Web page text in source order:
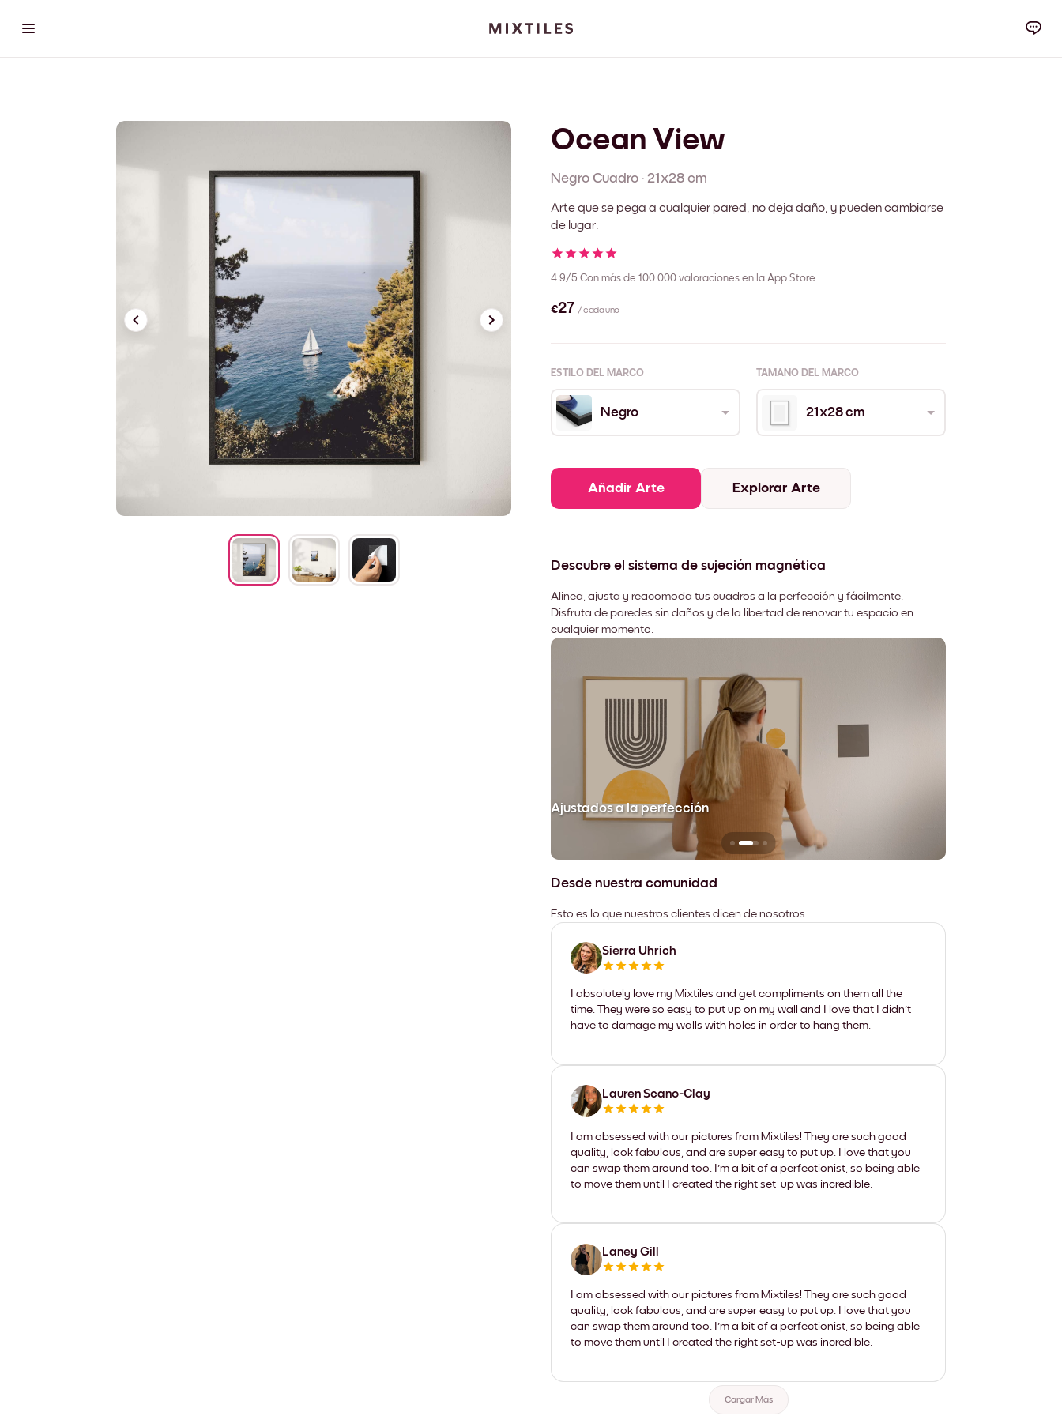
Ocean View
Negro Cuadro · 21x28 cm
Arte que se pega a cualquier pared, no deja daño, y pueden cambiarse
de lugar.
4.9/5 Con más de 100.000 valoraciones en la App Store
€27 / cada uno
ESTILO DEL MARCO TAMAÑO DEL MARCO
Negro 21x28 cm
Añadir Arte Explorar Arte
Descubre el sistema de sujeción magnética
Alinea, ajusta y reacomoda tus cuadros a la perfección y fácilmente.
Disfruta de paredes sin daños y de la libertad de renovar tu espacio en
cualquier momento.
Ajustados a la perfección
Desde nuestra comunidad
Esto es lo que nuestros clientes dicen de nosotros
Sierra Uhrich
I absolutely love my Mixtiles and get compliments on them all the
time. They were so easy to put up on my wall and I love that I didn't
have to damage my walls with holes in order to hang them.
Lauren Scano-Clay
I am obsessed with our pictures from Mixtiles! They are such good
quality, look fabulous, and are super easy to put up. I love that you
can swap them around too. I'm a bit of a perfectionist, so being able
to move them until I created the right set-up was incredible.
Laney Gill
I am obsessed with our pictures from Mixtiles! They are such good
quality, look fabulous, and are super easy to put up. I love that you
can swap them around too. I'm a bit of a perfectionist, so being able
to move them until I created the right set-up was incredible.
Cargar Más